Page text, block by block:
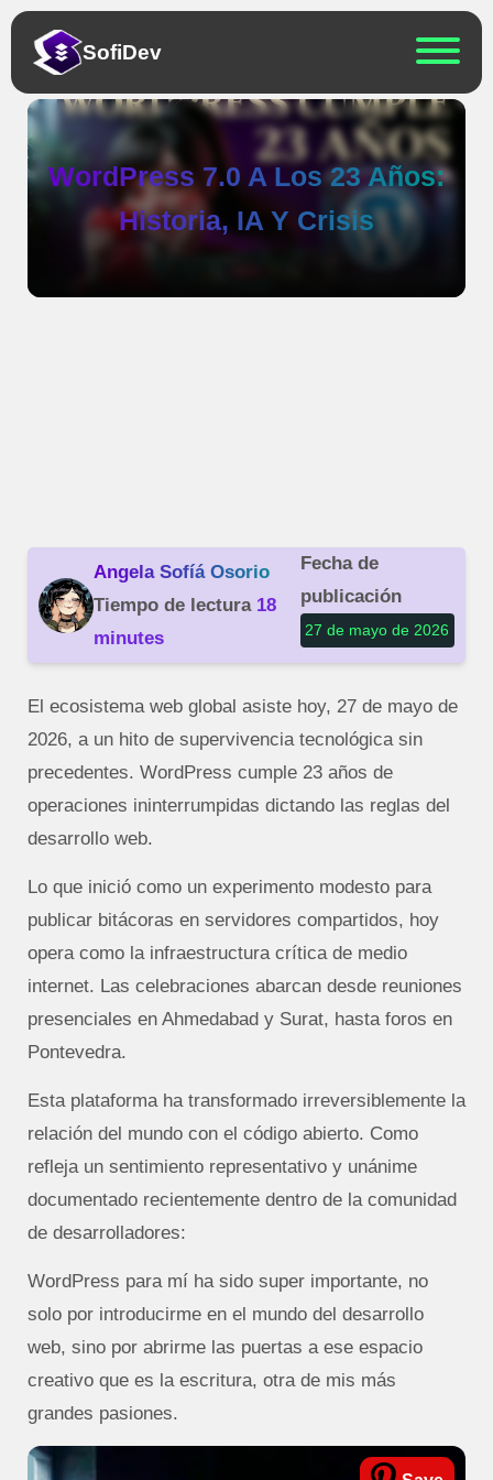
SofiDev
WordPress 7.0 A Los 23 Años:
Historia, IA Y Crisis
Angela Sofíá Osorio
Tiempo de lectura 18
minutes
Fecha de
publicación
27 de mayo de 2026
El ecosistema web global asiste hoy, 27 de mayo de
2026, a un hito de supervivencia tecnológica sin
precedentes. WordPress cumple 23 años de
operaciones ininterrumpidas dictando las reglas del
desarrollo web.
Lo que inició como un experimento modesto para
publicar bitácoras en servidores compartidos, hoy
opera como la infraestructura crítica de medio
internet. Las celebraciones abarcan desde reuniones
presenciales en Ahmedabad y Surat, hasta foros en
Pontevedra.
Esta plataforma ha transformado irreversiblemente la
relación del mundo con el código abierto. Como
refleja un sentimiento representativo y unánime
documentado recientemente dentro de la comunidad
de desarrolladores:
WordPress para mí ha sido super importante, no
solo por introducirme en el mundo del desarrollo
web, sino por abrirme las puertas a ese espacio
creativo que es la escritura, otra de mis más
grandes pasiones.